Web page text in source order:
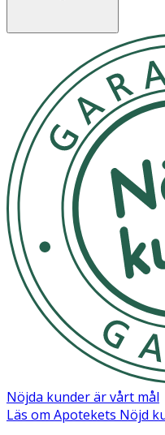
- Tänk på att detta är
stora mängder kan
- Hundar bör alltid
- Se till att din hund
- Förvaras torrt och svalt.
Innehåll
Sammansättning: Fisk
vegetabiliska
mineraler.
Tillsatser:
Analytiska
Råprotein: 29,0%,
2,0%, Råaska: 14%, Vatten:
Nöjda kunder är vårt mål
Läs om Apotekets Nöjd